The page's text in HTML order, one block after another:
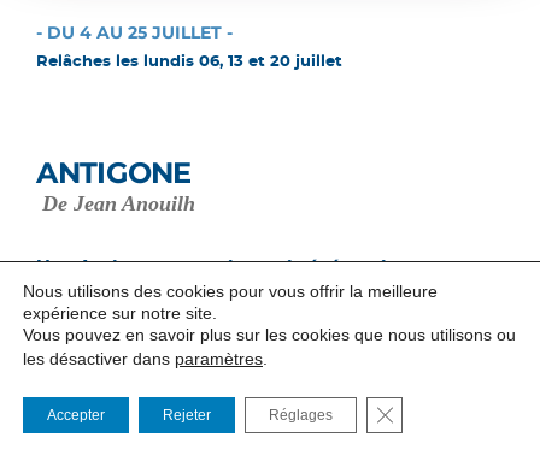
- DU 4 AU 25 JUILLET -
Relâches les lundis 06, 13 et 20 juillet
ANTIGONE
De Jean Anouilh
Une Antigone audacieuse, irrévérencieuse,
déterminée
Une Antigone audacieuse, irrévérencieuse, déterminée, qui
se confronte aux limites intellectuelles du pouvoir de Créon
Nous utilisons des cookies pour vous offrir la meilleure
expérience sur notre site.
Vous pouvez en savoir plus sur les cookies que nous utilisons ou
les désactiver dans paramètres
Accepter Rejeter Réglages FERMER LA